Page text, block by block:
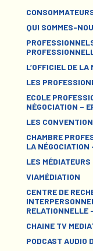
QUI SOMMES-
L’OFFICIEL DE LA
LES
ECOLE
NÉGOCIATION –
LES
CHAMBRE
LA NÉGOCIATION
LES MÉDIATEURS
VIAMÉDIATION
CENTRE DE
RELATIONNELLE
CHAINE TV
PODCAST AUDIO